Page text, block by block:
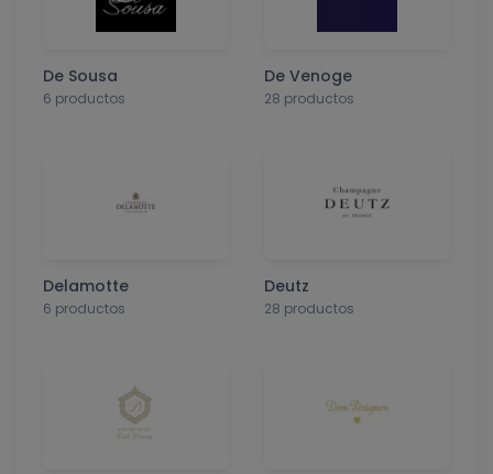
De Sousa
6 productos
De Venoge
28 productos
Delamotte
6 productos
Deutz
28 productos